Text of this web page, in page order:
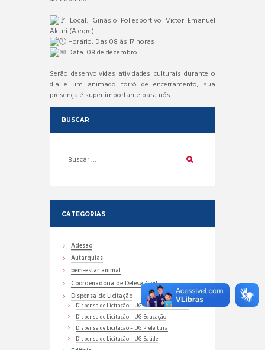
Local: Ginásio Poliesportivo Victor Emanuel
Alcuri (Alegre)
Horário: Das 08 às 17 horas
Data: 08 de dezembro
Serão desenvolvidas atividades culturais durante o
dia e um animado forró de encerramento, sua
presença é super importante para nós.
BUSCAR
CATEGORIAS
Adesão
Autarquias
bem-estar animal
Coordenadoria de Defesa Civil
Dispensa de Licitação
Dispensa de Licitação – UG Assistência Social
Dispensa de Licitação – UG Educação
Dispensa de Licitação – UG Prefeitura
Dispensa de Licitação – UG Saúde